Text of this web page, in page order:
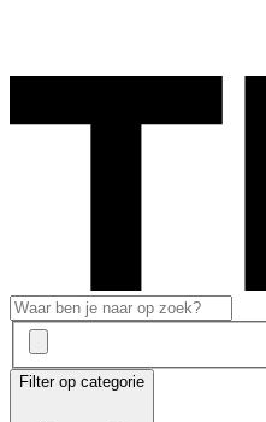
Filter op categorie